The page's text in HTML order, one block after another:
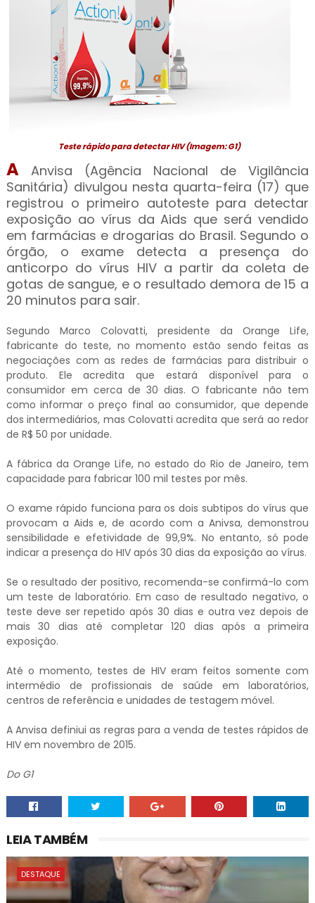
Teste rápido para detectar HIV (Imagem: G1)
AAnvisa (Agência Nacional de Vigilância
Sanitária) divulgou nesta quarta-feira (17) que
registrou o primeiro autoteste para detectar
exposição ao vírus da Aids que será vendido
em farmácias e drogarias do Brasil. Segundo o
órgão, o exame detecta a presença do
anticorpo do vírus HIV a partir da coleta de
gotas de sangue, e o resultado demora de 15 a
20 minutos para sair.
Segundo Marco Colovatti, presidente da Orange Life,
fabricante do teste, no momento estão sendo feitas as
negociações com as redes de farmácias para distribuir o
produto. Ele acredita que estará disponível para o
consumidor em cerca de 30 dias. O fabricante não tem
como informar o preço final ao consumidor, que depende
dos intermediários, mas Colovatti acredita que será ao redor
de R$ 50 por unidade.
A fábrica da Orange Life, no estado do Rio de Janeiro, tem
capacidade para fabricar 100 mil testes por mês.
O exame rápido funciona para os dois subtipos do vírus que
provocam a Aids e, de acordo com a Anivsa, demonstrou
sensibilidade e efetividade de 99,9%. No entanto, só pode
indicar a presença do HIV após 30 dias da exposição ao vírus.
Se o resultado der positivo, recomenda-se confirmá-lo com
um teste de laboratório. Em caso de resultado negativo, o
teste deve ser repetido após 30 dias e outra vez depois de
mais 30 dias até completar 120 dias após a primeira
exposição.
Até o momento, testes de HIV eram feitos somente com
intermédio de profissionais de saúde em laboratórios,
centros de referência e unidades de testagem móvel.
A Anvisa definiui as regras para a venda de testes rápidos de
HIV em novembro de 2015.
Do G1
LEIA TAMBÉM
DESTAQUE